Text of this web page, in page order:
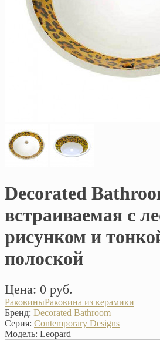
Decorated
встраиваемая с
рисунком и
полоской
Цена: 0 руб.
РаковиныРаковина из керамики
Бренд: Decorated Bathroom
Серия: Contemporary Designs
Модель: Leopard